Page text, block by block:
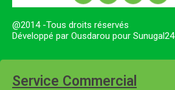
@2014 -Tous droits réservés
Développé par Ousdarou pour Sunugal24
Service Commercial